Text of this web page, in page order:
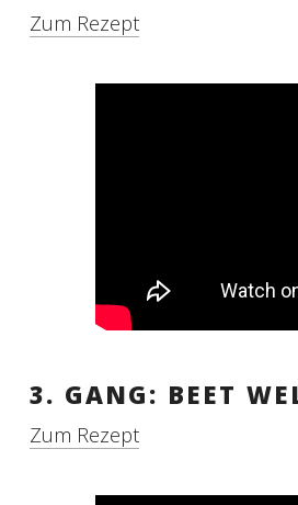
Zum Rezept
3. GANG: BEET
Zum Rezept